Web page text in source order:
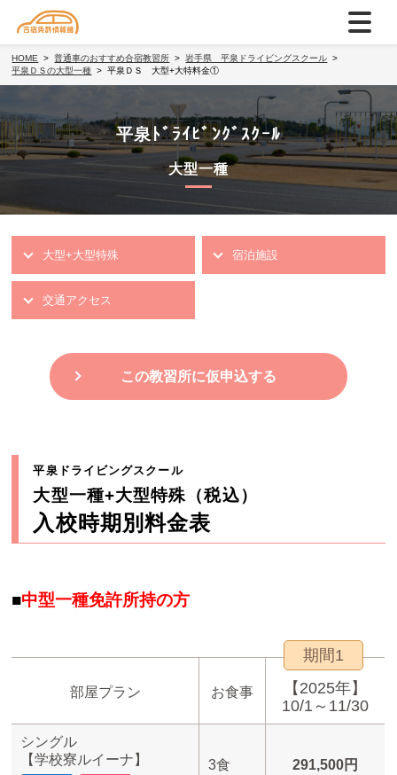
HOME 普通車のおすすめ合宿教習所
岩手県 平泉ドライビングスクール
平泉ＤＳの大型一種
平泉ＤＳ 大型+大特料金①
平泉ﾄﾞﾗｲﾋﾞﾝｸﾞｽｸｰﾙ
大型一種
大型+大型特殊 宿泊施設
交通アクセス
この教習所に仮申込する
平泉ドライビングスクール
大型一種+大型特殊（税込）
入校時期別料金表
■中型一種免許所持の方
部屋プラン お食事
期間1
【2025年】
10/1～11/30
シングル
【学校寮ルイーナ】
3食 291,500円